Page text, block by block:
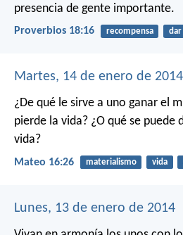
presencia de gente importante.
Proverbios 18:16 recompensa dar
Martes, 14 de enero de 2014
¿De qué le sirve a uno ganar el
pierde la vida? ¿O qué se puede
vida?
Mateo 16:26 materialismo vida
Lunes, 13 de enero de 2014